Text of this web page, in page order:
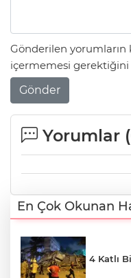
Gönderilen
içermemesi gerektiğini
Gönder
Yorumlar (
En Çok Okunan
4 Katlı